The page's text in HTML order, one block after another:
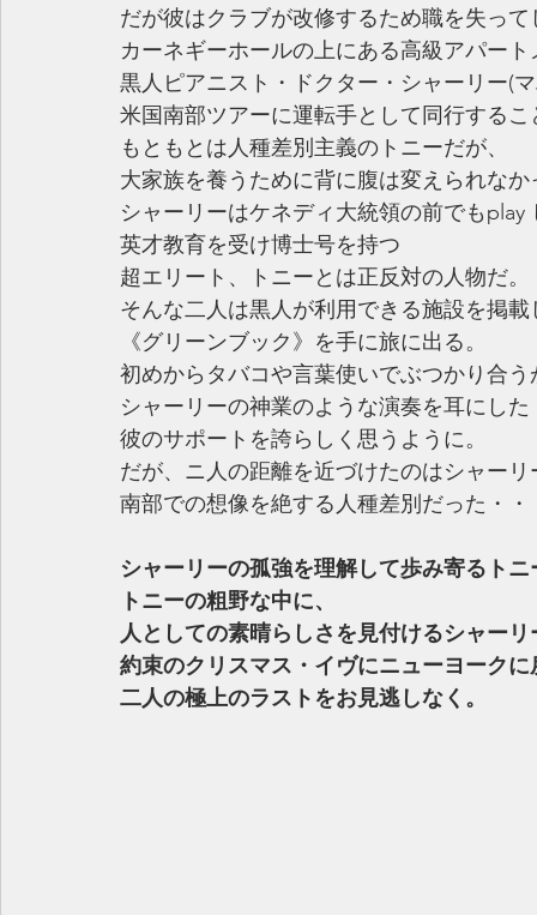
だが彼はクラブが改修するため職を失って
カーネギーホールの上にある高級アパー
黒人ピアニスト・ドクター・シャーリー(
米国南部ツアーに運転手として同行するこ
もともとは人種差別主義のトニーだが、
大家族を養うために背に腹は変えられなか
シャーリーはケネディ大統領の前でもplay
英才教育を受け博士号を持つ
超エリート、トニーとは正反対の人物だ。
そんな二人は黒人が利用できる施設を掲
《グリーンブック》を手に旅に出る。
初めからタバコや言葉使いでぶつかり合う
シャーリーの神業のような演奏を耳にした
彼のサポートを誇らしく思うように。
だが、ニ人の距離を近づけたのはシャー
南部での想像を絶する人種差別だった・・
シャーリーの孤強を理解して歩み寄るトニ
トニーの粗野な中に、
人としての素晴らしさを見付けるシャーリ
約束のクリスマス・イヴにニューヨークに
二人の極上のラストをお見逃しなく。